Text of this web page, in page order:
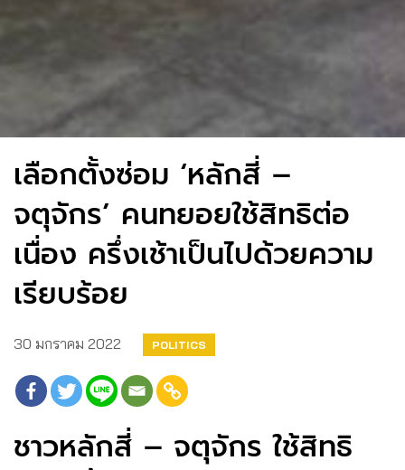
เลือกตั้งซ่อม ‘หลักสี่ –
จตุจักร’ คนทยอยใช้สิทธิต่อ
เนื่อง ครึ่งเช้าเป็นไปด้วยความ
เรียบร้อย
30 มกราคม 2022 POLITICS
ชาวหลักสี่ – จตุจักร ใช้สิทธิ